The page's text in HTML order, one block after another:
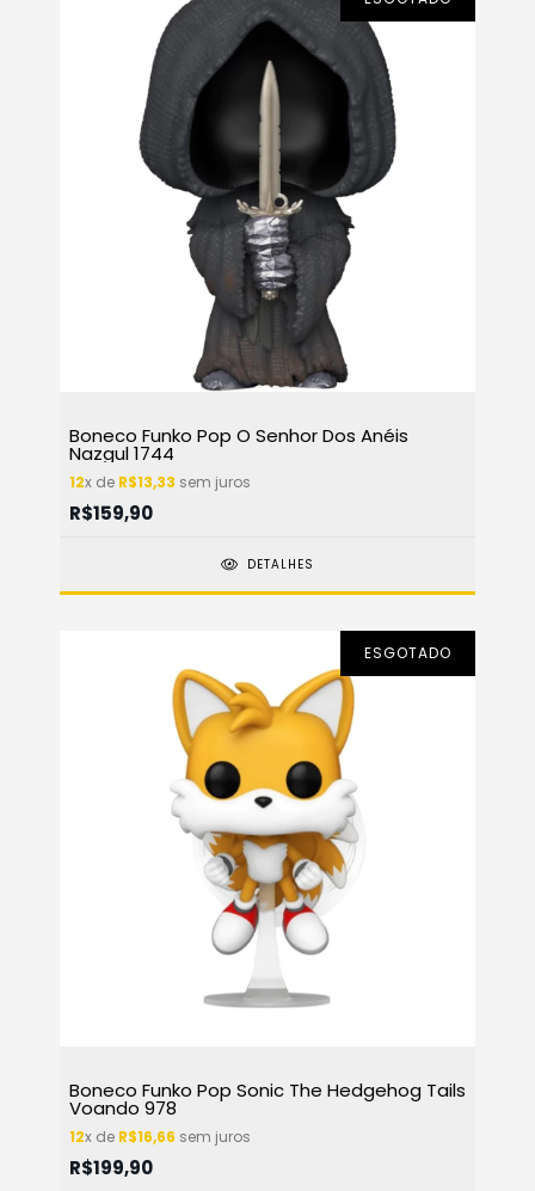
Boneco Funko Pop O Senhor Dos Anéis
Nazgul 1744
12x de R$13,33 sem juros
R$159,90
DETALHES
ESGOTADO
Boneco Funko Pop Sonic The Hedgehog Tails
Voando 978
12x de R$16,66 sem juros
R$199,90